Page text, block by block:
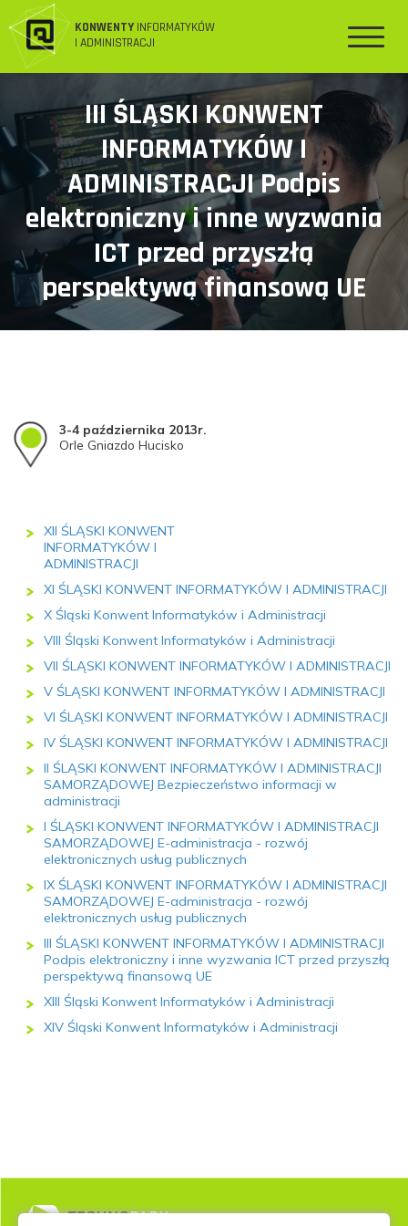
KONWENTY INFORMATYKÓW
I ADMINISTRACJI
III ŚLĄSKI KONWENT
INFORMATYKÓW I
ADMINISTRACJI Podpis
elektroniczny i inne wyzwania
ICT przed przyszłą
perspektywą finansową UE
3-4 października 2013r.
Orle Gniazdo Hucisko
XII ŚLĄSKI KONWENT
INFORMATYKÓW I
ADMINISTRACJI
XI ŚLĄSKI KONWENT INFORMATYKÓW I ADMINISTRACJI
X Śląski Konwent Informatyków i Administracji
VIII Śląski Konwent Informatyków i Administracji
VII ŚLĄSKI KONWENT INFORMATYKÓW I ADMINISTRACJI
V ŚLĄSKI KONWENT INFORMATYKÓW I ADMINISTRACJI
VI ŚLĄSKI KONWENT INFORMATYKÓW I ADMINISTRACJI
IV ŚLĄSKI KONWENT INFORMATYKÓW I ADMINISTRACJI
II ŚLĄSKI KONWENT INFORMATYKÓW I ADMINISTRACJI
SAMORZĄDOWEJ Bezpieczeństwo informacji w
administracji
I ŚLĄSKI KONWENT INFORMATYKÓW I ADMINISTRACJI
SAMORZĄDOWEJ E-administracja - rozwój
elektronicznych usług publicznych
IX ŚLĄSKI KONWENT INFORMATYKÓW I ADMINISTRACJI
SAMORZĄDOWEJ E-administracja - rozwój
elektronicznych usług publicznych
III ŚLĄSKI KONWENT INFORMATYKÓW I ADMINISTRACJI
Podpis elektroniczny i inne wyzwania ICT przed przyszłą
perspektywą finansową UE
XIII Śląski Konwent Informatyków i Administracji
XIV Śląski Konwent Informatyków i Administracji